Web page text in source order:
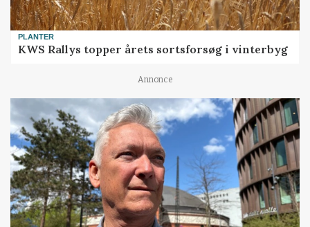
PLANTER
KWS Rallys topper årets sortsforsøg i vinterbyg
Annonce